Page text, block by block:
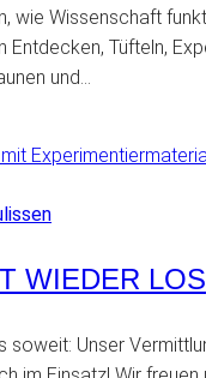
wie Wissenschaft
Entdecken, Tüfteln,
und…
WIEDER LOS
soweit: Unser